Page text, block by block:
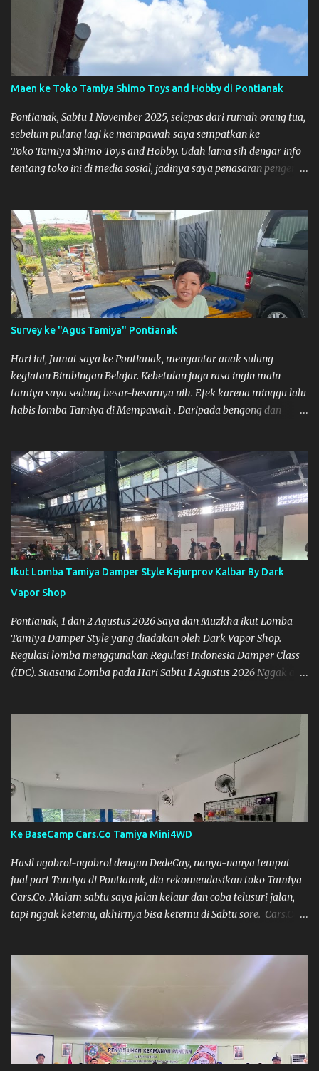
Maen ke Toko Tamiya Shimo Toys and Hobby di Pontianak
Pontianak, Sabtu 1 November 2025, selepas dari rumah orang tua,
sebelum pulang lagi ke mempawah saya sempatkan ke
Toko Tamiya Shimo Toys and Hobby. Udah lama sih dengar info
tentang toko ini di media sosial, jadinya saya penasaran pengen
bukanya di jam 1. Saya pulang dulu ke rumah ortu di Sepakat,
untuk istirahat. So malamnya sebelum pulang ke Mempawah
saya sempatkan lagi kesini. Saya belanja beberapa part disini.
Untuk Lokasi Tempat:
Survey ke "Agus Tamiya" Pontianak
Hari ini, Jumat saya ke Pontianak, mengantar anak sulung
kegiatan Bimbingan Belajar. Kebetulan juga rasa ingin main
tamiya saya sedang besar-besarnya nih. Efek karena minggu lalu
habis lomba Tamiya di Mempawah . Daripada bengong dan
Ikut Lomba Tamiya Damper Style Kejurprov Kalbar By Dark
Vapor Shop
Pontianak, 1 dan 2 Agustus 2026 Saya dan Muzkha ikut Lomba
Tamiya Damper Style yang diadakan oleh Dark Vapor Shop.
Regulasi lomba menggunakan Regulasi Indonesia Damper Class
(IDC). Suasana Lomba pada Hari Sabtu 1 Agustus 2026 Nggak ada
itu juga ada janji mau main ke Agus Tamiya dulu sebenarnya, tapi
karena mepet waktu, jadi lebih banyak main disini. Oiya, untuk
lomba ini lokasinya adalah di Port 99 Kota Pontianak. Pamflet
Lomba Tamiya Oiya sebagai Informasi, Saya dan Muzkha baru
pertama kali main disini. ya hitungannya saya sebagai new
comer lah :) Coach Dilla lagi setting Mobilnya
Ke BaseCamp Cars.Co Tamiya Mini4WD
Hasil ngobrol-ngobrol dengan DedeCay, nanya-nanya tempat
jual part Tamiya di Pontianak, dia rekomendasikan toko Tamiya
Cars.Co. Malam sabtu saya jalan kelaur dan coba telusuri jalan,
tapi nggak ketemu, akhirnya bisa ketemu di Sabtu sore. Cars.Co